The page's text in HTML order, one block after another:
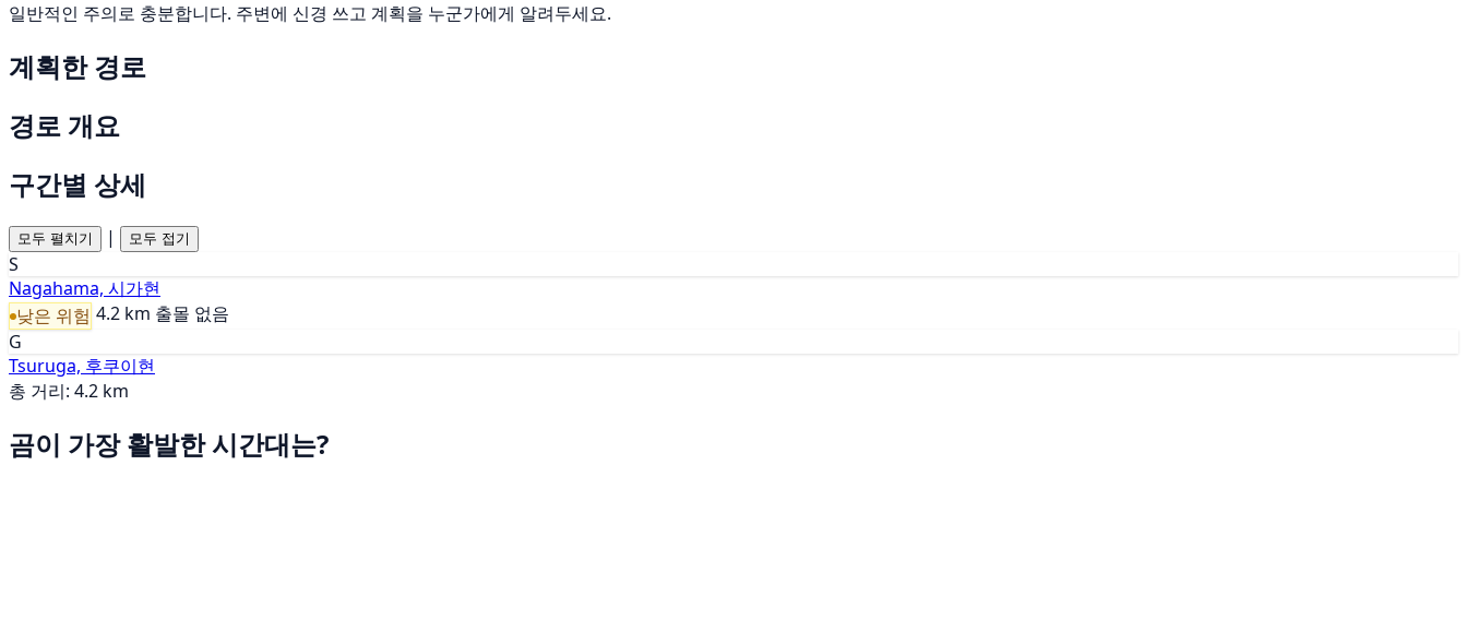
일반적인 주의로 충분합니다. 주변에 신경 쓰고 계획을 누군가에게 알려두세요.
계획한 경로
경로 개요
구간별 상세
모두 펼치기 | 모두 접기
S
Nagahama, 시가현
낮은 위험 4.2 km 출몰 없음
G
Tsuruga, 후쿠이현
총 거리: 4.2 km
곰이 가장 활발한 시간대는?